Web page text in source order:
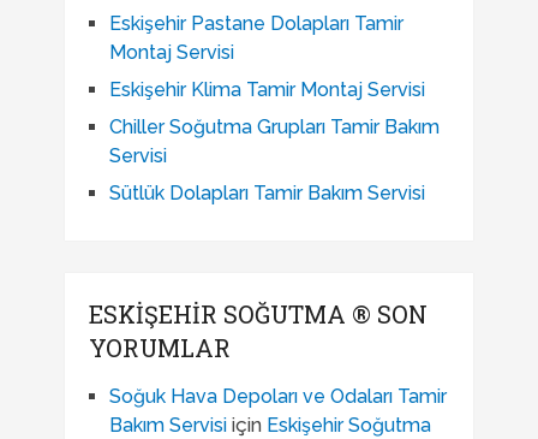
Eskişehir Pastane Dolapları Tamir
Montaj Servisi
Eskişehir Klima Tamir Montaj Servisi
Chiller Soğutma Grupları Tamir Bakım
Servisi
Sütlük Dolapları Tamir Bakım Servisi
ESKIŞEHIR SOĞUTMA ® SON
YORUMLAR
Soğuk Hava Depoları ve Odaları Tamir
Bakım Servisiiçin Eskişehir Soğutma